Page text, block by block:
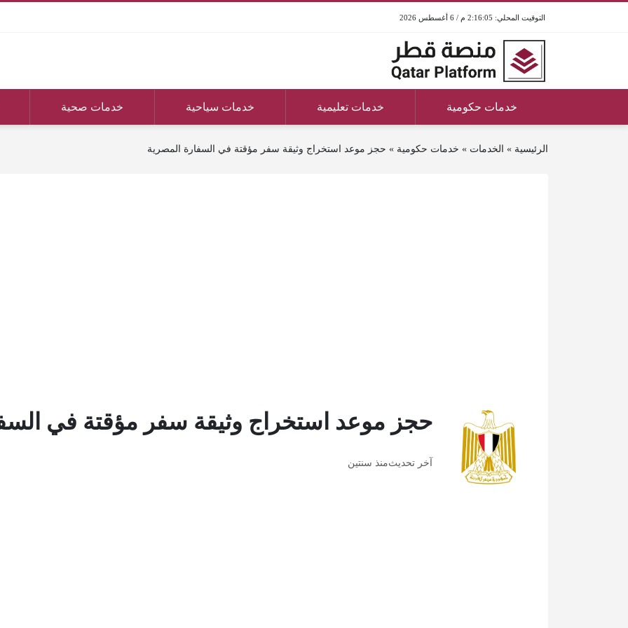
2:16:05 م / 6 أغسطس 2026
خدمات حكومية خدمات تعليمية خدمات سياحية خدمات صحية
الرئيسية » الخدمات » خدمات حكومية » حجز موعد استخراج وثيقة سفر مؤقتة في السفارة المصرية
حجز موعد استخراج وثيقة سفر مؤقتة في
آخر تحديثمنذ سنتين